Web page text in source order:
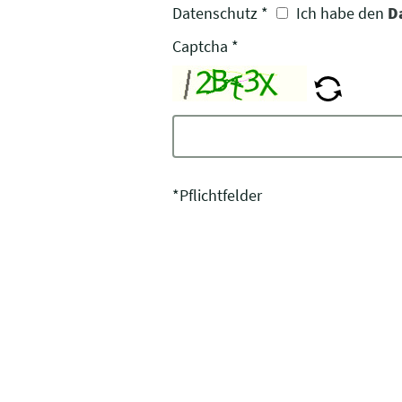
Datenschutz * Ich habe den
Captcha *
*Pflichtfelder